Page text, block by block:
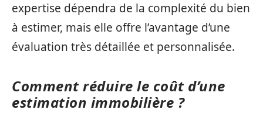
expertise dépendra de la complexité du bien
à estimer, mais elle offre l’avantage d’une
évaluation très détaillée et personnalisée.
Comment réduire le coût d’une
estimation immobilière ?